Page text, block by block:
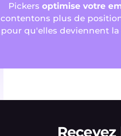
Pickers optimise votre
contentons plus de
pour qu'elles deviennent la